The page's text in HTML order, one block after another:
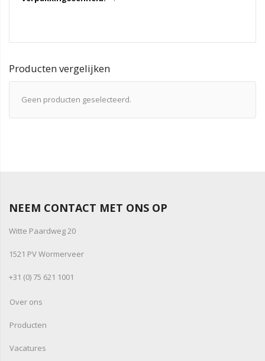
Producten vergelijken
Geen producten geselecteerd.
NEEM CONTACT MET ONS OP
Witte Paardweg 20
1521 PV Wormerveer
+31 (0) 75 621 1001
Over ons
Producten
Vacatures